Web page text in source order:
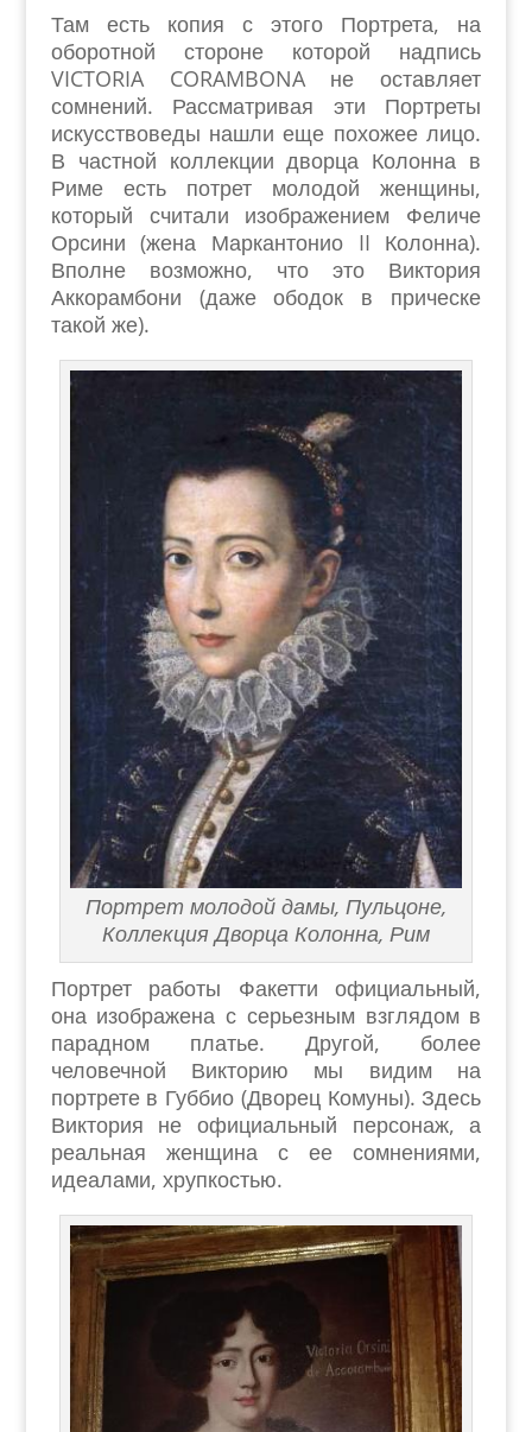
Там есть копия с этого Портрета, на
оборотной стороне которой надпись
VICTORIA CORAMBONA не оставляет
сомнений. Рассматривая эти Портреты
искусствоведы нашли еще похожее лицо.
В частной коллекции дворца Колонна в
Риме есть потрет молодой женщины,
который считали изображением Феличе
Орсини (жена Маркантонио II Колонна).
Вполне возможно, что это Виктория
Аккорамбони (даже ободок в прическе
такой же).
Портрет молодой дамы, Пульцоне,
Коллекция Дворца Колонна, Рим
Портрет работы Факетти официальный,
она изображена с серьезным взглядом в
парадном платье. Другой, более
человечной Викторию мы видим на
портрете в Губбио (Дворец Комуны). Здесь
Виктория не официальный персонаж, а
реальная женщина с ее сомнениями,
идеалами, хрупкостью.